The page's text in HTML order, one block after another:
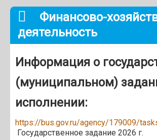
Финансово-
деятельность
Информация о
(муниципальном)
исполнении:
https://bus.gov.ru/agency/179009/
Государственное задание 2026 г.